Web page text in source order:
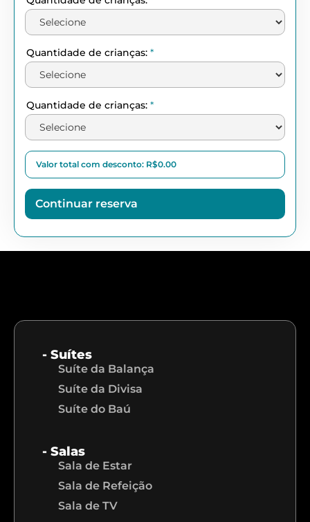
Quantidade de crianças: *
Quantidade de crianças: *
Valor total com desconto: R$0.00
Continuar reserva
- Suítes
Suíte da Balança
Suíte da Divisa
Suíte do Baú
- Salas
Sala de Estar
Sala de Refeição
Sala de TV